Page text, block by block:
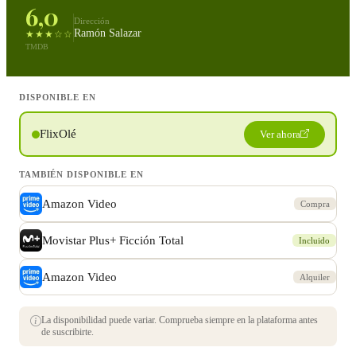
6,0
★★★☆☆
TMDB
Dirección
Ramón Salazar
DISPONIBLE EN
FlixOlé Ver ahora
TAMBIÉN DISPONIBLE EN
Amazon Video Compra
Movistar Plus+ Ficción Total Incluido
Amazon Video Alquiler
La disponibilidad puede variar. Comprueba siempre en la plataforma antes
de suscribirte.